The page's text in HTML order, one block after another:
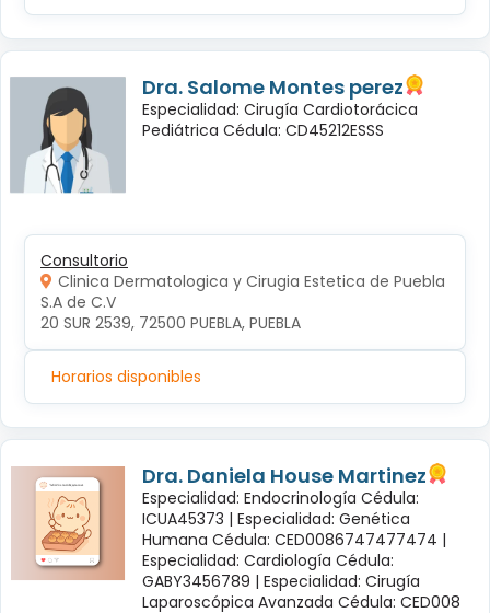
Dra. Salome Montes perez
Especialidad: Cirugía Cardiotorácica
Pediátrica Cédula: CD45212ESSS
Consultorio
Clinica Dermatologica y Cirugia Estetica de Puebla
S.A de C.V
20 SUR 2539, 72500 PUEBLA, PUEBLA
Horarios disponibles
Dra. Daniela House Martinez
Especialidad: Endocrinología Cédula:
ICUA45373 | Especialidad: Genética
Humana Cédula: CED0086747477474 |
Especialidad: Cardiología Cédula:
GABY3456789 | Especialidad: Cirugía
Laparoscópica Avanzada Cédula: CED008